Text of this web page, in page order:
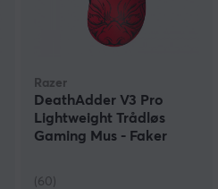
Razer
DeathAdder V3 Pro
Lightweight Trådløs
Gaming Mus - Faker
(60)